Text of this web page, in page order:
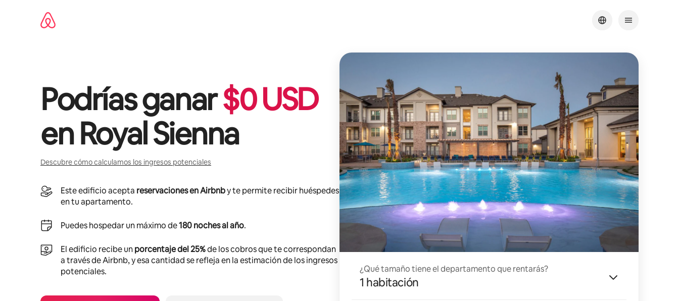
Podrías ganar$0USD
enRoyal Sienna
Descubre cómo calculamos los ingresos potenciales
Este edificio acepta reservaciones en Airbnby te permite recibir huéspedes
en tu apartamento.
Puedes hospedar un máximo de180 noches al año.
El edificio recibe unporcentaje del 25%de los cobros que te correspondan
a través de Airbnb, y esa cantidad se refleja en la estimación de los ingresos
potenciales.
¿Qué tamaño tiene el departamento que rentarás?
1 habitación